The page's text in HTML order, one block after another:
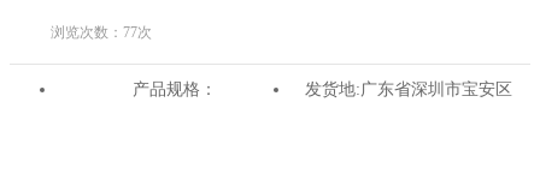
浏览次数： 77次
产品规格： 发货地:广东省深圳市宝安区